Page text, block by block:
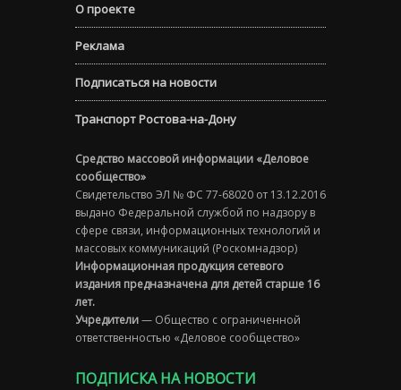
О проекте
Реклама
Подписаться на новости
Транспорт Ростова-на-Дону
Средство массовой информации «Деловое
сообщество»
Свидетельство ЭЛ № ФС 77-68020 от 13.12.2016
выдано Федеральной службой по надзору в
сфере связи, информационных технологий и
массовых коммуникаций (Роскомнадзор)
Информационная продукция сетевого
издания предназначена для детей старше 16
лет.
Учредители— Общество с ограниченной
ответственностью «Деловое сообщество»
ПОДПИСКА НА НОВОСТИ